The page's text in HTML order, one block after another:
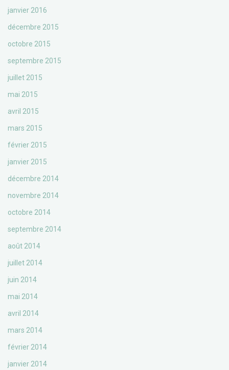
janvier 2016
décembre 2015
octobre 2015
septembre 2015
juillet 2015
mai 2015
avril 2015
mars 2015
février 2015
janvier 2015
décembre 2014
novembre 2014
octobre 2014
septembre 2014
août 2014
juillet 2014
juin 2014
mai 2014
avril 2014
mars 2014
février 2014
janvier 2014